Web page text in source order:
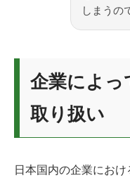
しまうの
企業によっ
取り扱い
日本国内の企業にお